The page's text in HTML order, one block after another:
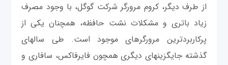
از طرف دیگر، کروم مرورگر شرکت گوگل، با وجود مصرف
زیاد باتری و مشکلات نشت حافظه، همچنان یکی از
پرکاربردترین مرورگرهای موجود است. طی سال‎های
گذشته جایگزین‎های دیگری همچون فایرفاکس، سافاری و